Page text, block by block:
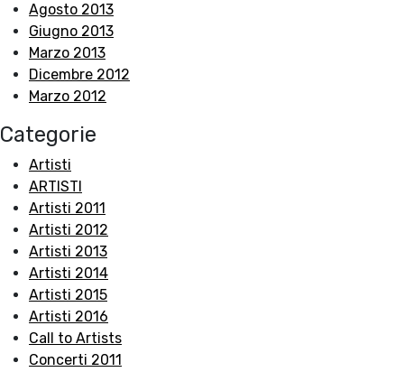
Agosto 2013
Giugno 2013
Marzo 2013
Dicembre 2012
Marzo 2012
Categorie
Artisti
ARTISTI
Artisti 2011
Artisti 2012
Artisti 2013
Artisti 2014
Artisti 2015
Artisti 2016
Call to Artists
Concerti 2011